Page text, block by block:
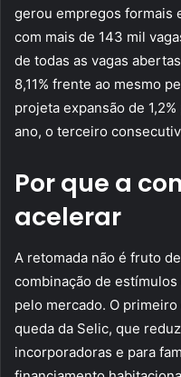
gerou empregos formais
com mais de 143 mil
de todas as vagas
8,11% frente ao mesmo
projeta expansão de
ano, o terceiro
Por que a
acelerar
A retomada não é fruto
combinação de
pelo mercado. O
queda da Selic, que
incorporadoras e para